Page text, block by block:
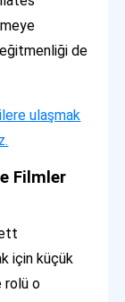
eğitmenliği de
ulaşmak
Filmler
için küçük
rolü o